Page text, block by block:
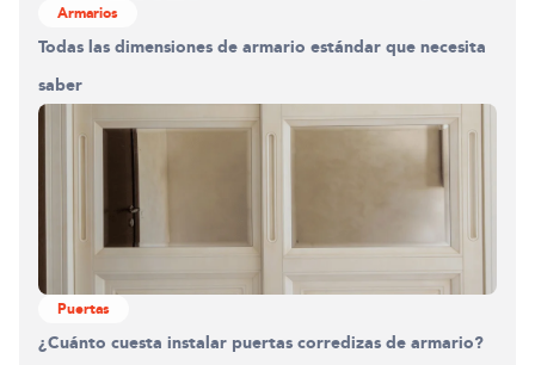
Armarios
Todas las dimensiones de armario estándar que necesita
saber
Puertas
¿Cuánto cuesta instalar puertas corredizas de armario?